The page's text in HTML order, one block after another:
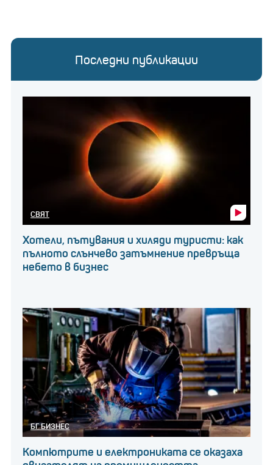
Последни публикации
СВЯТ
Хотели, пътувания и хиляди туристи: как
пълното слънчево затъмнение превръща
небето в бизнес
БГ БИЗНЕС
Компютрите и електрониката се оказаха